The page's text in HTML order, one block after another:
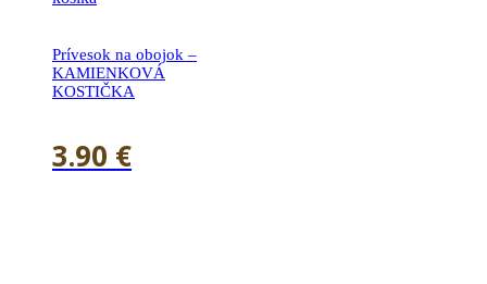
Prívesok na obojok –
KAMIENKOVÁ
KOSTIČKA
3.90 €